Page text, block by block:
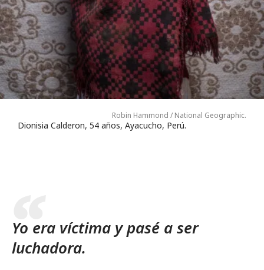
Robin Hammond / National Geographic.
Dionisia Calderon, 54 años, Ayacucho, Perú.
Yo era víctima y pasé a ser
luchadora.